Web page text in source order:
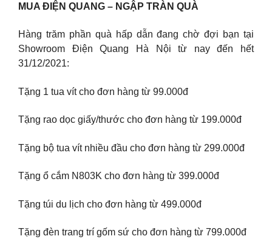
MUA ĐIỆN QUANG – NGẬP TRÀN QUÀ
Hàng trăm phần quà hấp dẫn đang chờ đợi bạn tại
Showroom Điện Quang Hà Nội từ nay đến hết
31/12/2021:
Tặng 1 tua vít cho đơn hàng từ 99.000đ
Tặng rao dọc giấy/thước cho đơn hàng từ 199.000đ
Tặng bộ tua vít nhiều đầu cho đơn hàng từ 299.000đ
Tặng ổ cắm N803K cho đơn hàng từ 399.000đ
Tặng túi du lịch cho đơn hàng từ 499.000đ
Tặng đèn trang trí gốm sứ cho đơn hàng từ 799.000đ